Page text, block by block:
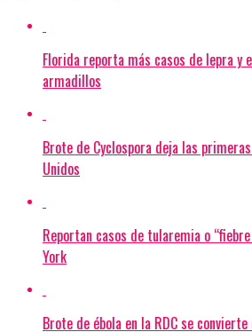
Florida reporta más casos de lepra y
armadillos
Brote de Cyclospora deja las
Unidos
Reportan casos de tularemia o
York
Brote de ébola en la RDC se